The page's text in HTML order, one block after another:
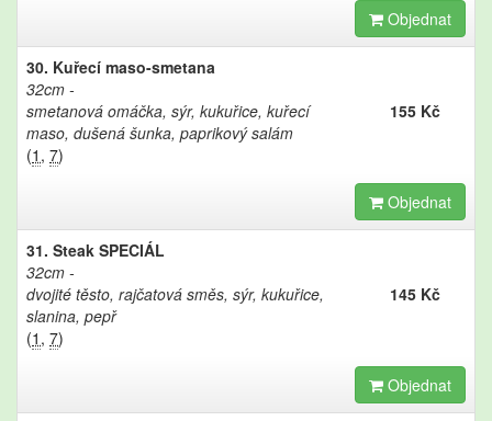
Objednat
30. Kuřecí maso-smetana
32cm
smetanová omáčka, sýr, kukuřice, kuřecí
maso, dušená šunka, paprikový salám
(1 , 7)
155 Kč
Objednat
31. Steak SPECIÁL
32cm
dvojité těsto, rajčatová směs, sýr, kukuřice,
slanina, pepř
(1 , 7)
145 Kč
Objednat